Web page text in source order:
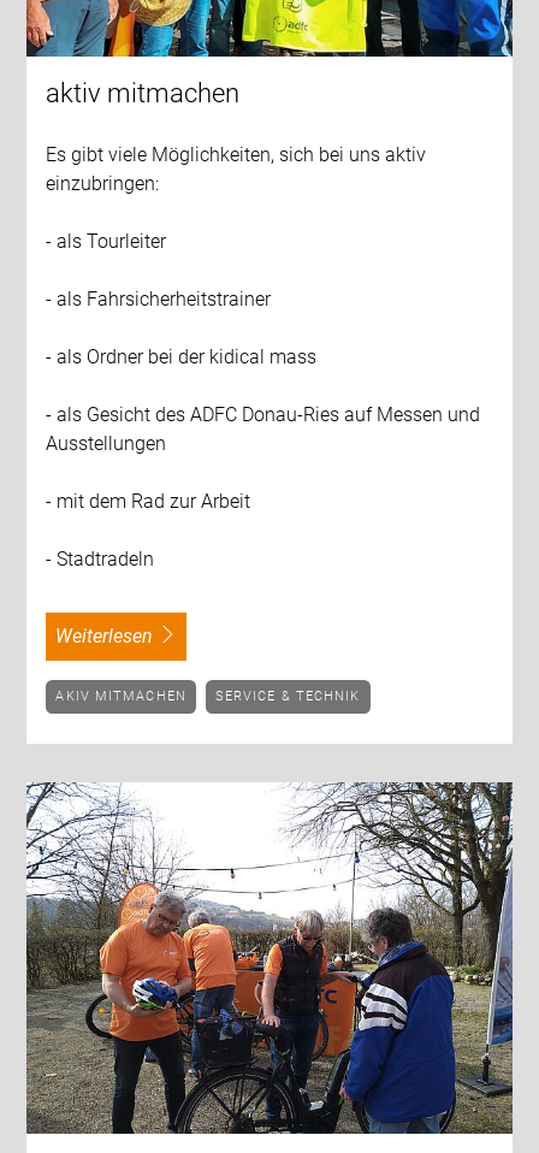
aktiv mitmachen
Es gibt viele Möglichkeiten, sich bei uns aktiv
einzubringen:
- als Tourleiter
- als Fahrsicherheitstrainer
- als Ordner bei der kidical mass
- als Gesicht des ADFC Donau-Ries auf Messen und
Ausstellungen
- mit dem Rad zur Arbeit
- Stadtradeln
weiterlesen
AKIV MITMACHEN SERVICE & TECHNIK